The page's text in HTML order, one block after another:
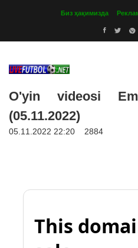
Биз ҳақимизда
O'yin videosi
(05.11.2022)
05.11.2022 22:20 2884